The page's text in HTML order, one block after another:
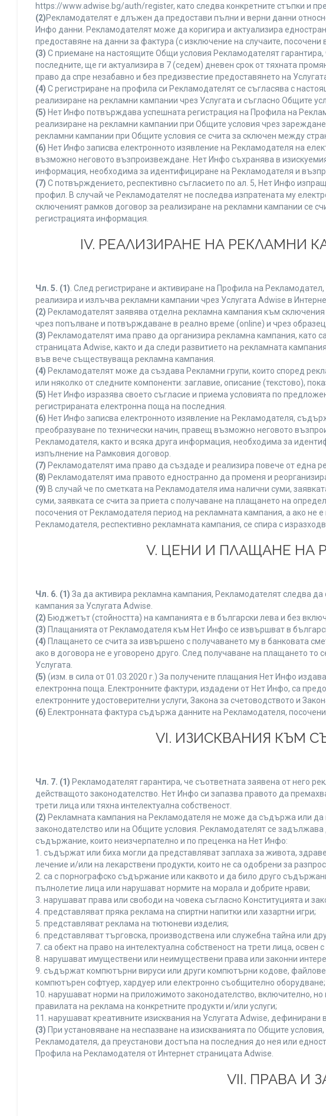
https://www.adwise.bg/auth/register, като следва конкретните стъпки и
(2)Рекламодателят е длъжен да предостави пълни и верни данни
Инфо данни. Рекламодателят може да коригира и актуализира
предоставяне на данни за фактура (с изключение на случаите, посочени
(3) С приемане на настоящите Общи условия Рекламодателят
последните, ще ги актуализира в 7 (седем) дневен срок от тяхната
право да спре незабавно и без предизвестие предоставянето на
(4) С регистриране на профила си Рекламодателят се съгласява с
реализиране на рекламни кампании чрез Услугата и съгласно Общите
(5) Нет Инфо потвърждава успешната регистрация на Профила на
реализиране на рекламни кампании при Общите условия чрез
рекламни кампании при Общите условия се счита за сключен между
(6) Нет Инфо записва електронното изявление на Рекламодателя на
възможно неговото възпроизвеждане. Нет Инфо съхранява в
информация, необходима за идентифициране на Рекламодателя и
(7) С потвърждението, респективно съгласието по ал. 5, Нет Инфо
профил. В случай че Рекламодателят не последва изпратената му
сключеният рамков договор за реализиране на рекламни кампании се
регистрацията информация.
IV. РЕАЛИЗИРАНЕ НА РЕКЛАМНИ
Чл. 5. (1) . След регистриране и активиране на Профила на
реализира и излъчва рекламни кампании чрез Услугата Adwise в
(2) Рекламодателят заявява отделна рекламна кампания към
чрез попълване и потвърждаване в реално време (online) и чрез
(3) Рекламодателят има право да организира рекламна кампания, като
страницата Adwise, както и да следи развитието на рекламната
във вече съществуваща рекламна кампания.
(4) Рекламодателят може да създава Рекламни групи, които според
или няколко от следните компоненти: заглавие, описание (текстово),
(5) Нет Инфо изразява своето съгласие и приема условията по
регистрираната електронна поща на последния.
(6) Нет Инфо записва електронното изявление на Рекламодателя,
преобразуване по технически начин, правещ възможно неговото
Рекламодателя, както и всяка друга информация, необходима за
изпълнение на Рамковия договор.
(7) Рекламодателят има право да създаде и реализира повече от една
(8) Рекламодателят има правото едностранно да променя и
(9) В случай че по сметката на Рекламодателя има налични суми,
суми, заявката се счита за приета с получаване на плащането на
посочения от Рекламодателя период на рекламната кампания, а ако не
Рекламодателя, респективно рекламната кампания, се спира с
V. ЦЕНИ И ПЛАЩАНЕ НА
Чл. 6. (1) За да активира рекламна кампания, Рекламодателят следва
кампания за Услугата Adwise.
(2) Бюджетът (стойността) на кампанията е в български лева и без
(3) Плащанията от Рекламодателя към Нет Инфо се извършват в
(4) Плащането се счита за извършено с получаването му в банковата
ако в договора не е уговорено друго. След получаване на плащането
Услугата.
(5) (изм. в сила от 01.03.2020 г.) За получените плащания Нет Инфо
електронна поща. Електронните фактури, издадени от Нет Инфо, са
електронните удостоверителни услуги, Закона за счетоводството и
(6) Електронната фактура съдържа данните на Рекламодателя,
VI. ИЗИСКВАНИЯ КЪМ
Чл. 7. (1) Рекламодателят гарантира, че съответната заявена от него
действащото законодателство. Нет Инфо си запазва правото да
трети лица или тяхна интелектуална собственост.
(2) Рекламната кампания на Рекламодателя не може да съдържа или
законодателство или на Общите условия. Рекламодателят се
съдържание, които неизчерпателно и по преценка на Нет Инфо:
1. съдържат или биха могли да представляват заплаха за живота,
лечение и/или на лекарствени продукти, които не са одобрени за
2. са с порнографско съдържание или каквото и да било друго
пълнолетие лица или нарушават нормите на морала и добрите нрави;
3. нарушават права или свободи на човека съгласно Конституцията и
4. представляват пряка реклама на спиртни напитки или хазартни игри;
5. представляват реклама на тютюневи изделия;
6. представляват търговска, производствена или служебна тайна или
7. са обект на право на интелектуална собственост на трети лица,
8. нарушават имуществени или неимуществени права или законни
9. съдържат компютърни вируси или други компютърни кодове,
компютърен софтуер, хардуер или електронно съобщително оборудване;
10. нарушават норми на приложимото законодателство, включително,
правилата на реклама на конкретните продукти и/или услуги;
11. нарушават креативните изисквания на Услугата Adwise,
(3) При установяване на неспазване на изискванията по Общите
Рекламодателя, да преустанови достъпа на последния до нея или
Профила на Рекламодателя от Интернет страницата Adwise.
VII. ПРАВА И